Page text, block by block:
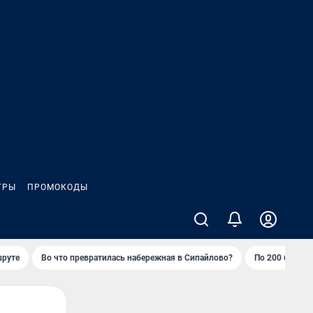
ПРОМОКОДЫ
Во что превратилась набережная в Сипайлово? По 200